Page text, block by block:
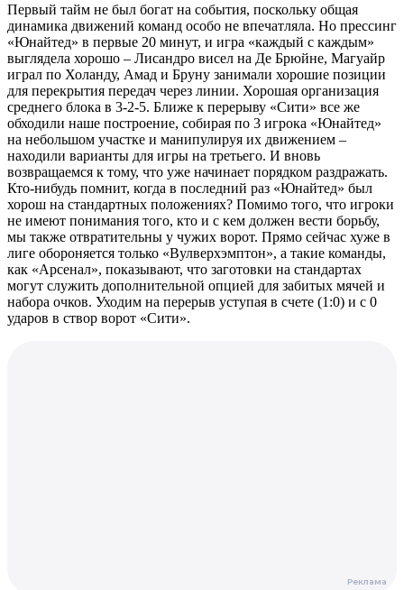
Первый тайм не был богат на события, поскольку общая
динамика движений команд особо не впечатляла. Но прессинг
«Юнайтед» в первые 20 минут, и игра «каждый с каждым»
выглядела хорошо – Лисандро висел на Де Брюйне, Магуайр
играл по Холанду, Амад и Бруну занимали хорошие позиции
для перекрытия передач через линии. Хорошая организация
среднего блока в 3-2-5. Ближе к перерыву «Сити» все же
обходили наше построение, собирая по 3 игрока «Юнайтед»
на небольшом участке и манипулируя их движением –
находили варианты для игры на третьего. И вновь
возвращаемся к тому, что уже начинает порядком раздражать.
Кто-нибудь помнит, когда в последний раз «Юнайтед» был
хорош на стандартных положениях? Помимо того, что игроки
не имеют понимания того, кто и с кем должен вести борьбу,
мы также отвратительны у чужих ворот. Прямо сейчас хуже в
лиге обороняется только «Вулверхэмптон», а такие команды,
как «Арсенал», показывают, что заготовки на стандартах
могут служить дополнительной опцией для забитых мячей и
набора очков. Уходим на перерыв уступая в счете (1:0) и с 0
ударов в створ ворот «Сити».